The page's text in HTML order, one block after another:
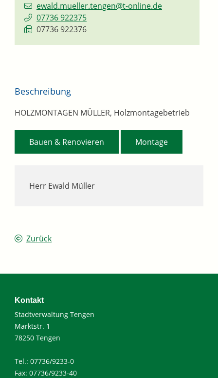
ewald.mueller.tengen@t-online.de
07736 922375
07736 922376
Herr Ewald Müller
Beschreibung
HOLZMONTAGEN MÜLLER, Holzmontagebetrieb
Bauen & Renovieren Montage
Zurück
Kontakt
Stadtverwaltung Tengen
Marktstr. 1
78250 Tengen
Tel.: 07736/9233-0
Fax: 07736/9233-40